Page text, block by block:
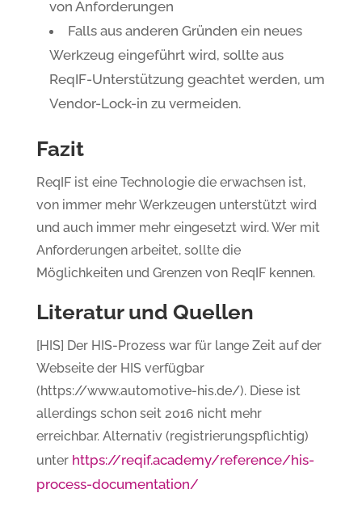
von Anforderungen
Falls aus anderen Gründen ein neues
Werkzeug eingeführt wird, sollte aus
ReqIF-Unterstützung geachtet werden, um
Vendor-Lock-in zu vermeiden.
Fazit
ReqIF ist eine Technologie die erwachsen ist,
von immer mehr Werkzeugen unterstützt wird
und auch immer mehr eingesetzt wird. Wer mit
Anforderungen arbeitet, sollte die
Möglichkeiten und Grenzen von ReqIF kennen.
Literatur und Quellen
[HIS] Der HIS-Prozess war für lange Zeit auf der
Webseite der HIS verfügbar
(https://www.automotive-his.de/). Diese ist
allerdings schon seit 2016 nicht mehr
erreichbar. Alternativ (registrierungspflichtig)
unter https://reqif.academy/reference/his-
process-documentation/